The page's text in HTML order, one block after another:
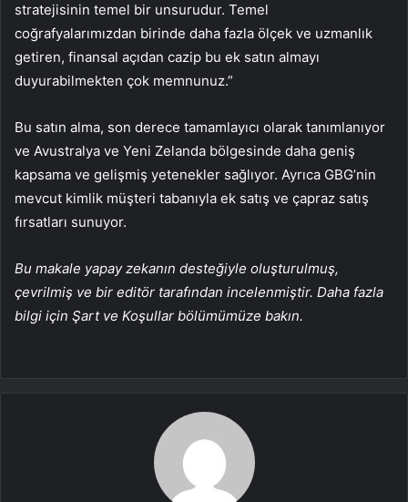
stratejisinin temel bir unsurudur. Temel
coğrafyalarımızdan birinde daha fazla ölçek ve uzmanlık
getiren, finansal açıdan cazip bu ek satın almayı
duyurabilmekten çok memnunuz.”
Bu satın alma, son derece tamamlayıcı olarak tanımlanıyor
ve Avustralya ve Yeni Zelanda bölgesinde daha geniş
kapsama ve gelişmiş yetenekler sağlıyor. Ayrıca GBG’nin
mevcut kimlik müşteri tabanıyla ek satış ve çapraz satış
fırsatları sunuyor.
Bu makale yapay zekanın desteğiyle oluşturulmuş,
çevrilmiş ve bir editör tarafından incelenmiştir. Daha fazla
bilgi için Şart ve Koşullar bölümümüze bakın.